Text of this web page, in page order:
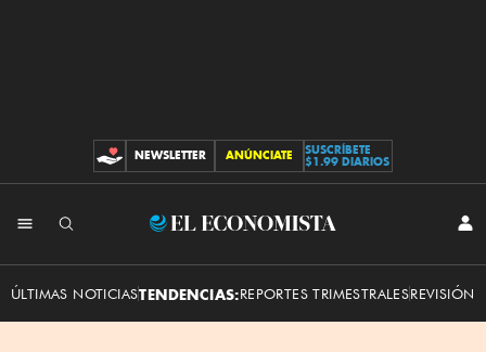
CONTRIBUCIONES
NEWSLETTER ANÚNCIATE
SUSCRÍBETE
$1.99 DIARIOS
El
ÚLTIMAS NOTICIASTENDENCIAS:REPORTES TRIMESTRALESREVISIÓN